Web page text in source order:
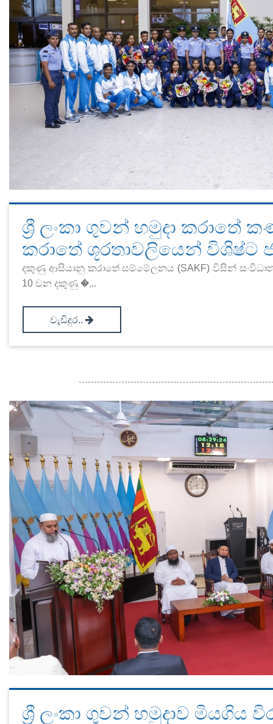
ශ්‍රී ලංකා ගුවන් හමුදා
කරාතේ ශූරතාවලියෙන් විශිෂ්ට
දකුණු ආසියානු කරාතේ සම්මේලනය (SAKF) විසින්
10 වන දකුණු �...
වැඩිදුර..
ශ්‍රී ලංකා ගුවන් හමුදාව මියගිය